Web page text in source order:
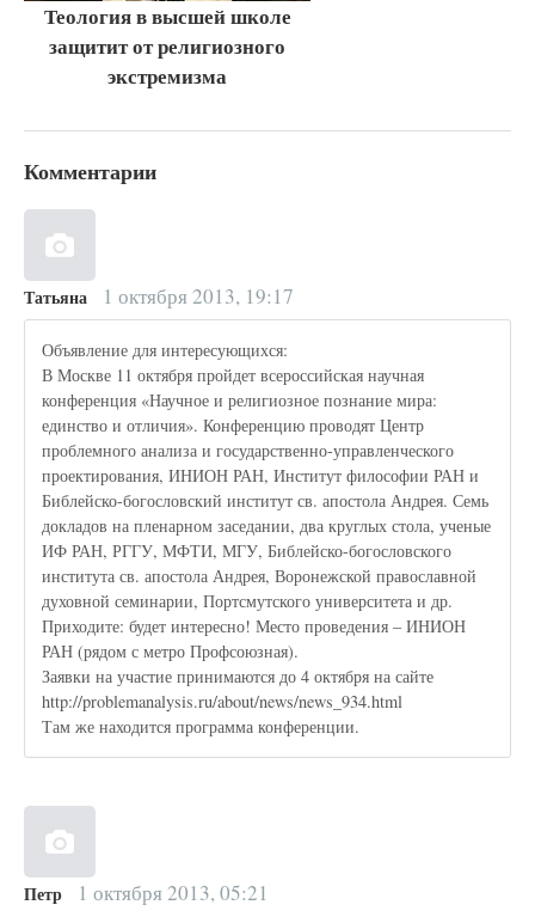
Теология в высшей школе
защитит от религиозного
экстремизма
Комментарии
Татьяна 1 октября 2013, 19:17
Объявление для интересующихся:
В Москве 11 октября пройдет всероссийская научная
конференция «Научное и религиозное познание мира:
единство и отличия». Конференцию проводят Центр
проблемного анализа и государственно-управленческого
проектирования, ИНИОН РАН, Институт философии РАН и
Библейско-богословский институт св. апостола Андрея. Семь
докладов на пленарном заседании, два круглых стола, ученые
ИФ РАН, РГГУ, МФТИ, МГУ, Библейско-богословского
института св. апостола Андрея, Воронежской православной
духовной семинарии, Портсмутского университета и др.
Приходите: будет интересно! Место проведения – ИНИОН
РАН (рядом с метро Профсоюзная).
Заявки на участие принимаются до 4 октября на сайте
http://problemanalysis.ru/about/news/news_934.html
Там же находится программа конференции.
Петр 1 октября 2013, 05:21